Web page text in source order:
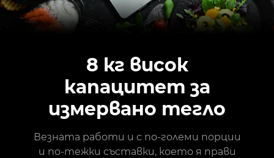
8 кг висок
капацитет за
измервано тегло
Везната работи и с по-големи порции
и по-тежки съставки, което я прави